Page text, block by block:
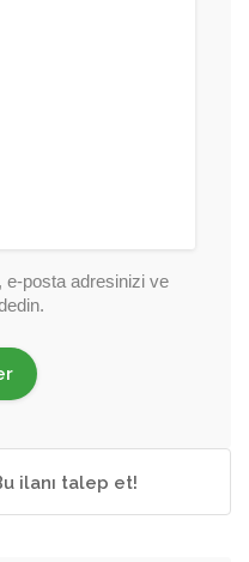
e-posta adresinizi ve
ilanı talep et!